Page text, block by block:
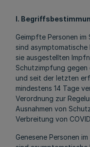
I.
Geimpfte Personen im
sind asymptomatische
sie ausgestellten
Schutzimpfung gegen
und seit der letzten
mindestens 14 Tage
Verordnung zur
Ausnahmen von
Verbreitung von
Genesene Personen